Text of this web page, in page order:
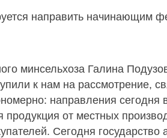
направить начинающим
минсельхоза Галина
к нам на рассмотрение,
направления сегодня
от местных
Сегодня государство